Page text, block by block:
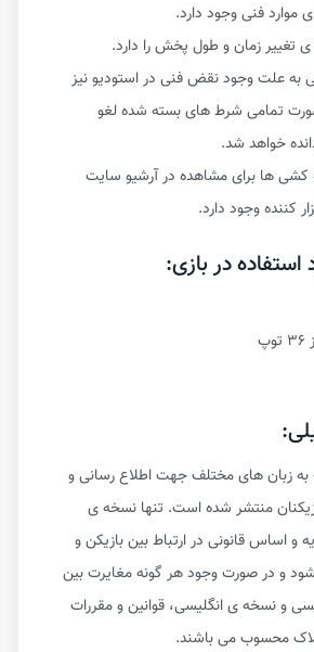
موارد فنی وجود دارد.
ی تغییر زمان و طول پخش را دارد.
به علت وجود نقض فنی در استودیو نیز
تمامی شرط های بسته شده لغو
خواهد شد.
کشی ها برای مشاهده در آرشیو سایت
کننده وجود دارد.
به زبان های مختلف جهت اطلاع رسانی و
منتشر شده است. تنها نسخه ی
و اساس قانونی در ارتباط بین بازیکن و
و در صورت وجود هر گونه مغایرت بین
و نسخه ی انگلیسی، قوانین و مقررات
محسوب می باشند.